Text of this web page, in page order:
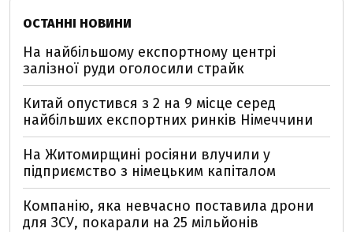
ОСТАННІ НОВИНИ
На найбільшому експортному центрі
залізної руди оголосили страйк
Китай опустився з 2 на 9 місце серед
найбільших експортних ринків Німеччини
На Житомирщині росіяни влучили у
підприємство з німецьким капіталом
Компанію, яка невчасно поставила дрони
для ЗСУ, покарали на 25 мільйонів